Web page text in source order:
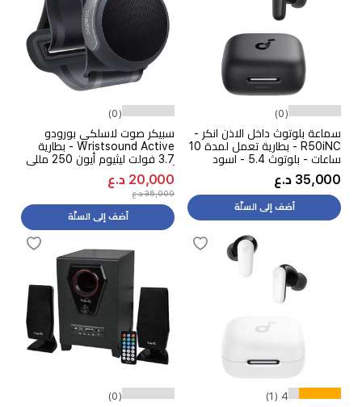
(0)
سماعة بلوتوث داخل الاذن انكر -
R50iNC - بطارية تعمل لمدة 10
ساعات - بلوتوث 5.4 - اسود
35,000 د.ع
أضف إلى السلّة
(0)
سبيكر صوت لاسلكي بورودو
Wristsound Active - بطارية
3.7 فولت ليثيوم أيون 250 مللي
أمبير في الساعة - مقاوم للماء
بلوتوث - أسود
20,000 د.ع
35,000 د.ع
أضف إلى السلّة
4 (1)
(0)